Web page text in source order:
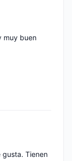
muy buen
Tienen